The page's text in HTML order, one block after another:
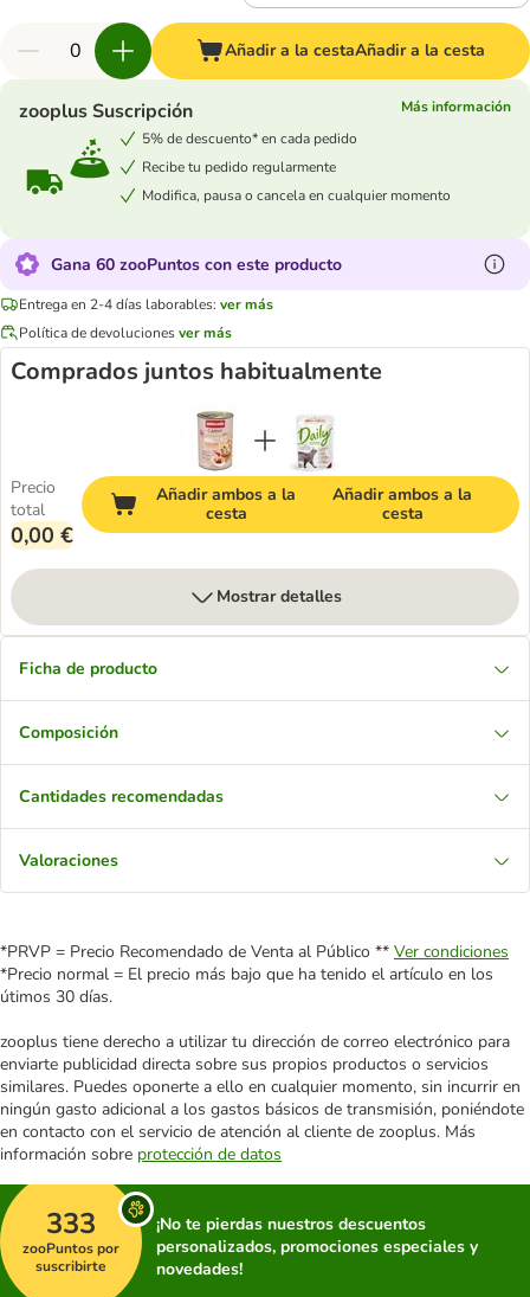
Añadir a la cestaAñadir a la cesta
zooplus Suscripción
Más información
5% de descuento* en cada pedido
Recibe tu pedido regularmente
Modifica, pausa o cancela en cualquier momento
Gana 60 zooPuntos con este producto
Entrega en 2-4 días laborables: ver más
Política de devolucionesver más
Comprados juntos habitualmente
Precio
total
0,00 €
Añadir ambos a la
cesta
Añadir ambos a la
cesta
Mostrar detalles
Ficha de producto
Composición
Cantidades recomendadas
Valoraciones
*PRVP = Precio Recomendado de Venta al Público ** Ver condiciones
*Precio normal = El precio más bajo que ha tenido el artículo en los
útimos 30 días.
zooplus tiene derecho a utilizar tu dirección de correo electrónico para
enviarte publicidad directa sobre sus propios productos o servicios
similares. Puedes oponerte a ello en cualquier momento, sin incurrir en
ningún gasto adicional a los gastos básicos de transmisión, poniéndote
en contacto con el servicio de atención al cliente de zooplus. Más
información sobre protección de datos
333
zooPuntos por
suscribirte
¡No te pierdas nuestros descuentos
personalizados, promociones especiales y
novedades!